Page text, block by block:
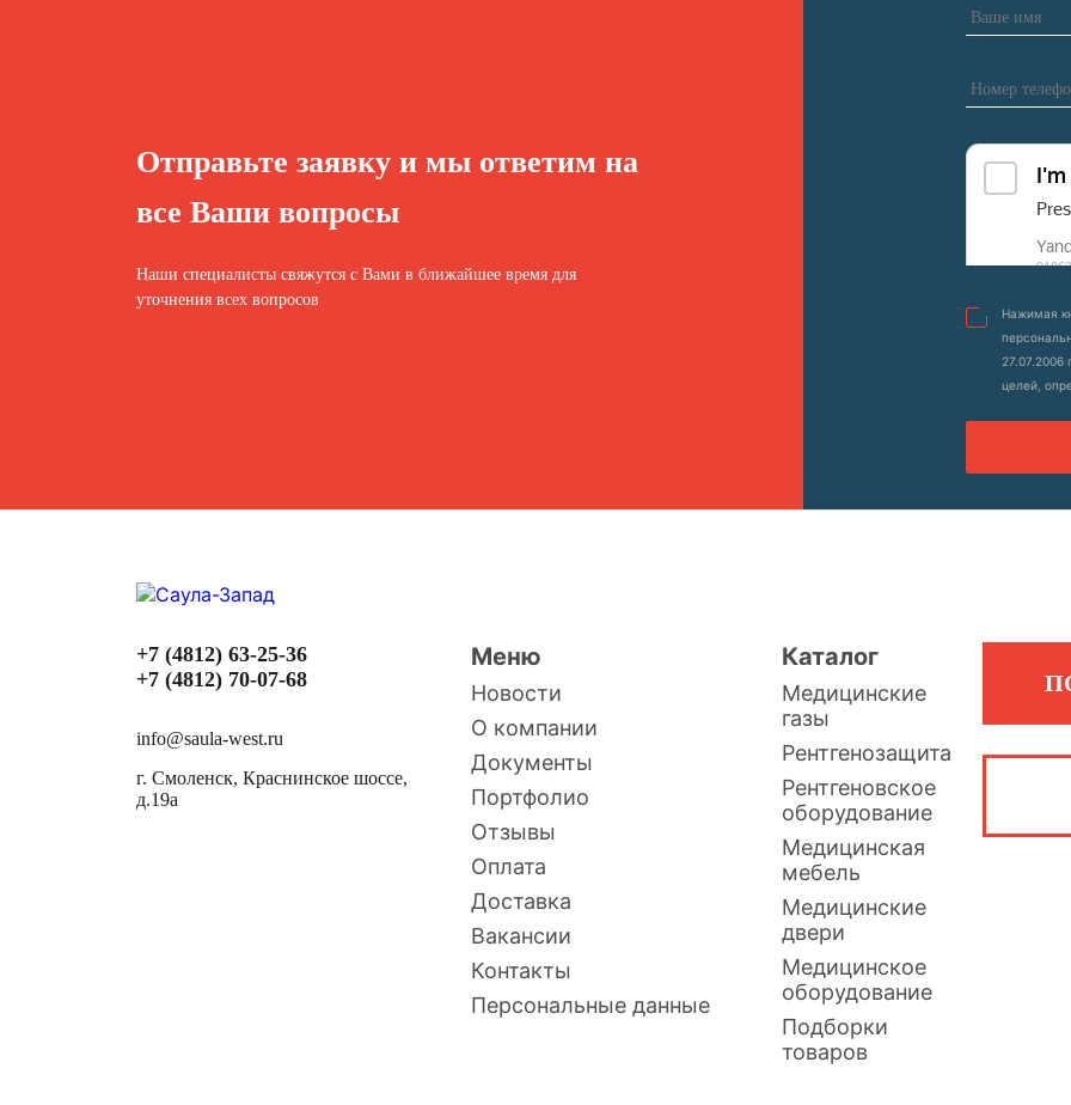
Отправьте заявку и мы ответим на
все Ваши вопросы
Наши специалисты свяжутся с Вами в ближайшее время для
уточнения всех вопросов
Нажимая
целей,
+7 (4812) 63-25-36
+7 (4812) 70-07-68
info@saula-west.ru
г. Смоленск, Краснинское шоссе,
д.19а
Меню
Новости
О компании
Документы
Портфолио
Отзывы
Оплата
Доставка
Вакансии
Контакты
Персональные данные
Каталог
Медицинские
газы
Рентгенозащита
Рентгеновское
оборудование
Медицинская
мебель
Медицинские
двери
Медицинское
оборудование
Подборки
товаров